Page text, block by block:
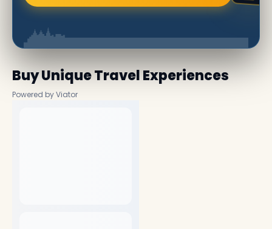
Buy Unique Travel Experiences
Powered by Viator